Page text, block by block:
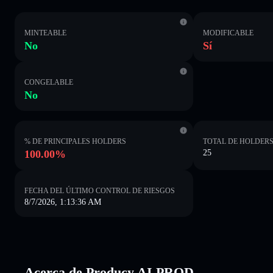
MINTEABLE
No
MODIFICABLE
Sí
CONGELABLE
No
% DE PRINCIPALES HOLDERS
100.00%
TOTAL DE
25
FECHA DEL ÚLTIMO CONTROL DE RIESGOS
8/7/2026, 1:13:36 AM